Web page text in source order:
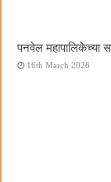
पनवेल महापालिकेच्या
16th March 2026